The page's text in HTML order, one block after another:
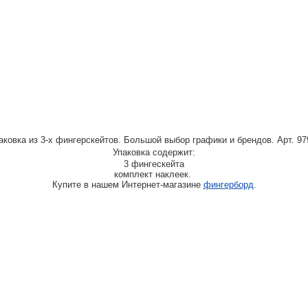
из 3-х фингерскейтов. Большой выбор графики и брендов. Арт.
Упаковка содержит:
3 фингескейта
комплект наклеек.
Купите в нашем Интернет-магазине фингерборд